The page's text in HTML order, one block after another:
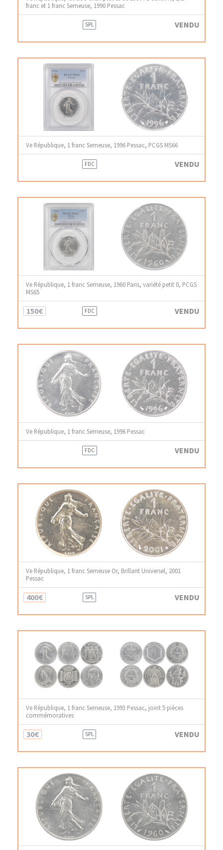
franc et 1 franc Semeuse, 1990 Pessac
SPL VENDU
Ve République, 1 franc Semeuse, 1996 Pessac, PCGS MS66
FDC VENDU
Ve République, 1 franc Semeuse, 1960 Paris, variété petit 0, PCGS
MS65
150€ FDC VENDU
Ve République, 1 franc Semeuse, 1996 Pessac
FDC VENDU
Ve République, 1 franc Semeuse Or, Brillant Universel, 2001
Pessac
400€ SPL VENDU
Ve République, 1 franc Semeuse, 1993 Pessac, joint 5 pièces
commémoratives
30€ SPL VENDU